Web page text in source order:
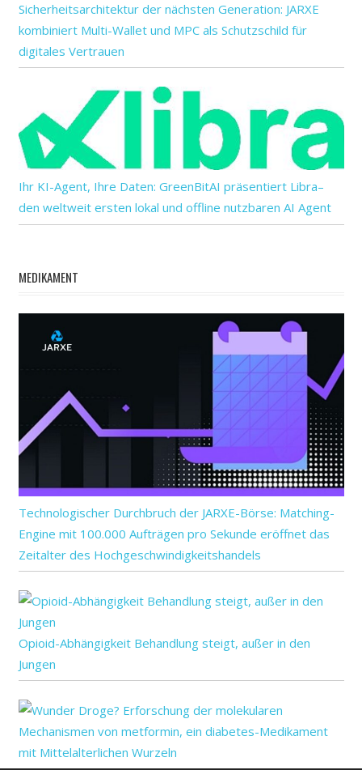
Sicherheitsarchitektur der nächsten Generation: JARXE
kombiniert Multi-Wallet und MPC als Schutzschild für
digitales Vertrauen
Ihr KI-Agent, Ihre Daten: GreenBitAI präsentiert Libra–
den weltweit ersten lokal und offline nutzbaren AI Agent
MEDIKAMENT
Technologischer Durchbruch der JARXE-Börse: Matching-
Engine mit 100.000 Aufträgen pro Sekunde eröffnet das
Zeitalter des Hochgeschwindigkeitshandels
Opioid-Abhängigkeit Behandlung steigt, außer in den
Jungen